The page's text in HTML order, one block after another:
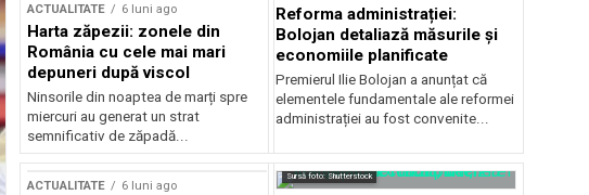
ACTUALITATE 6 luni ago
Harta zăpezii: zonele din
România cu cele mai mari
depuneri după viscol
Ninsorile din noaptea de marți spre
miercuri au generat un strat
semnificativ de zăpadă...
Reforma administrației:
Bolojan detaliază măsurile și
economiile planificate
Premierul Ilie Bolojan a anunțat că
elementele fundamentale ale reformei
administrației au fost convenite...
ACTUALITATE 6 luni ago
Sursă foto: Shutterstock